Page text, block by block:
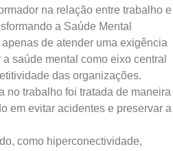
na relação entre trabalho e
a Saúde Mental
de atender uma exigência
saúde mental como eixo central
das organizações.
no trabalho foi tratada de maneira
em evitar acidentes e preservar a
como hiperconectividade,